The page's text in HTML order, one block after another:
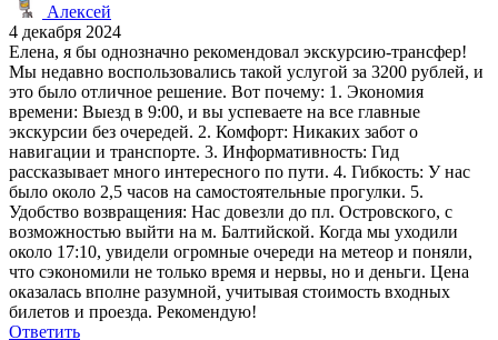
Алексей
4 декабря 2024
Елена, я бы однозначно рекомендовал экскурсию-трансфер!
Мы недавно воспользовались такой услугой за 3200 рублей, и
это было отличное решение. Вот почему: 1. Экономия
времени: Выезд в 9:00, и вы успеваете на все главные
экскурсии без очередей. 2. Комфорт: Никаких забот о
навигации и транспорте. 3. Информативность: Гид
рассказывает много интересного по пути. 4. Гибкость: У нас
было около 2,5 часов на самостоятельные прогулки. 5.
Удобство возвращения: Нас довезли до пл. Островского, с
возможностью выйти на м. Балтийской. Когда мы уходили
около 17:10, увидели огромные очереди на метеор и поняли,
что сэкономили не только время и нервы, но и деньги. Цена
оказалась вполне разумной, учитывая стоимость входных
билетов и проезда. Рекомендую!
Ответить